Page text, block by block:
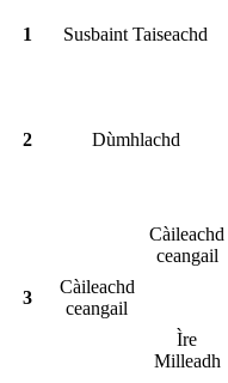
1 Susbaint Taiseachd
2 Dùmhlachd
3
Càileachd
ceangail
Càileachd
ceangail
Ìre
Milleadh